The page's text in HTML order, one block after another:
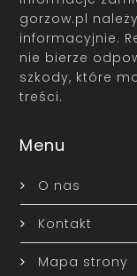
gorzow.pl
informacyjnie.
nie bierze
szkody, które
treści.
Menu
O nas
Kontakt
Mapa strony